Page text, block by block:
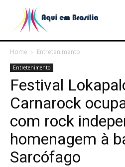
Home Entretenimento
Entretenimento
Festival
Carnarock
com rock
homenagem à
Sarcófago